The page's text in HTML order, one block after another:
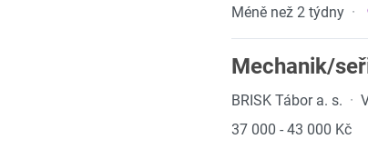
Méně než 2 týdny ·
Mechanik/
BRISK Tábor a. s. ·
37 000 - 43 000 Kč